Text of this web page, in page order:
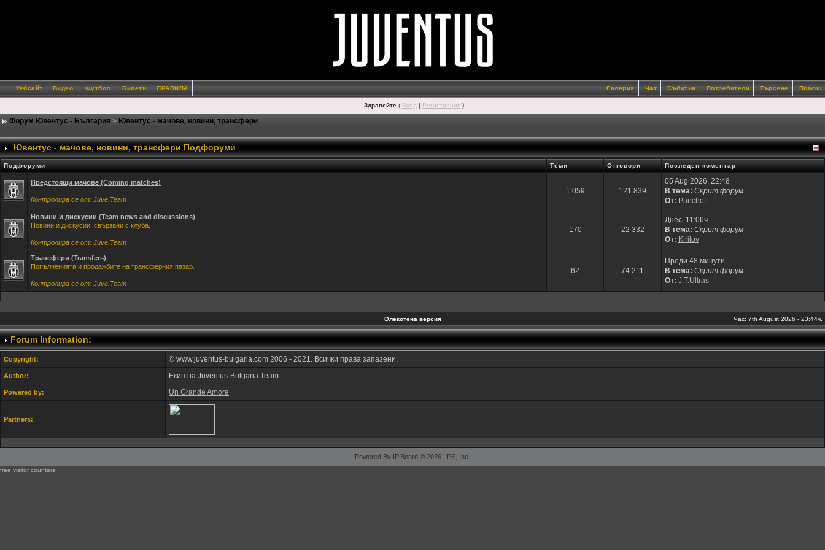
Уебсайт Видео Футбол Билети ПРАВИЛА Помощ
Търсене
Потребители
Събития
Чат
Галерия
Здравейте ( Вход | Регистрация )
Форум Ювентус - България > Ювентус - мачове, новини, трансфери
Ювентус - мачове, новини, трансфери Подфоруми
Подфоруми Теми Отговори Последен коментар
Предстоящи мачове (Coming matches)
Контролира се от: Juve.Team
1 059 121 839
05 Aug 2026, 22:48
В тема: Скрит форум
От: Panchoff
Новини и дискусии (Team news and discussions)
Новини и дискусии, свързани с клуба.
Контролира се от: Juve.Team
170 22 332
Днес, 11:06ч.
В тема: Скрит форум
От: Kirilov
Трансфери (Transfers)
Попълненията и продажбите на трансферния пазар.
Контролира се от: Juve.Team
62 74 211
Преди 48 минути
В тема: Скрит форум
От: J.T.Ultras
Олекотена версия Час: 7th August 2026 - 23:44ч.
Forum Information:
Copyright: © www.juventus-bulgaria.com 2006 - 2021. Всички права запазени.
Author: Екип на Juventus-Bulgaria.Team
Powered by: Un Grande Amore
Partners:
Powered By IP.Board © 2026 IPS, Inc.
free visitor counters